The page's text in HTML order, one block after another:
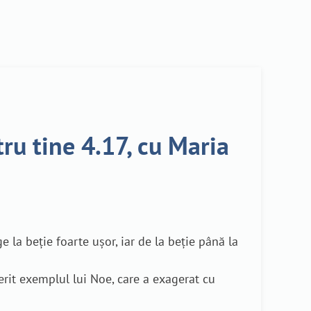
tine 4.17, cu Maria
la beție foarte ușor, iar de la beție până la
exemplul lui Noe, care a exagerat cu